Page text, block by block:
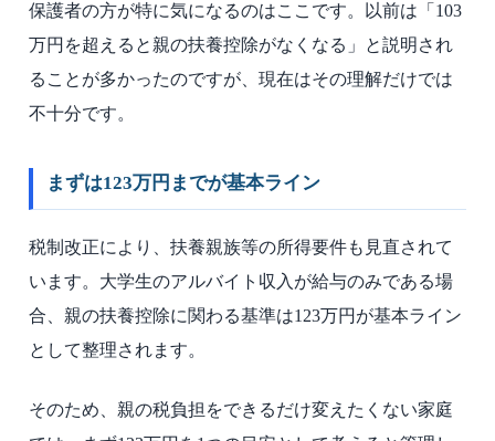
保護者の方が特に気になるのはここです。以前は「103
万円を超えると親の扶養控除がなくなる」と説明され
ることが多かったのですが、現在はその理解だけでは
不十分です。
まずは123万円までが基本ライン
税制改正により、扶養親族等の所得要件も見直されて
います。大学生のアルバイト収入が給与のみである場
合、親の扶養控除に関わる基準は123万円が基本ライン
として整理されます。
そのため、親の税負担をできるだけ変えたくない家庭